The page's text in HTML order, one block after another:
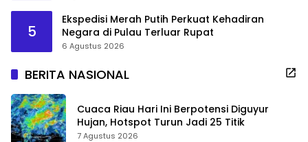
5
Ekspedisi Merah Putih Perkuat Kehadiran
Negara di Pulau Terluar Rupat
6 Agustus 2026
BERITA NASIONAL
Cuaca Riau Hari Ini Berpotensi Diguyur
Hujan, Hotspot Turun Jadi 25 Titik
7 Agustus 2026